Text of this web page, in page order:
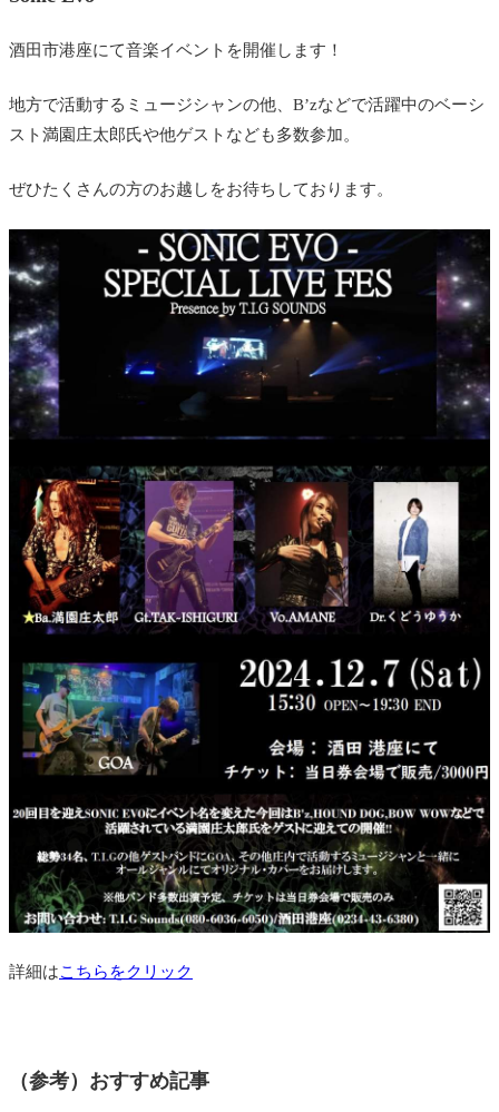
酒田市港座にて音楽イベントを開催します！
地方で活動するミュージシャンの他、B’zなどで活躍中のベーシ
スト満園庄太郎氏や他ゲストなども多数参加。
ぜひたくさんの方のお越しをお待ちしております。
詳細はこちらをクリック
（参考）おすすめ記事